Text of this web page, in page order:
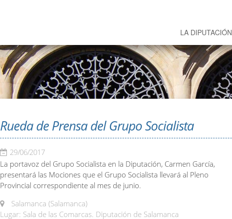
LA DIPUTACIÓN
Rueda de Prensa del Grupo Socialista
29/06/2017
La portavoz del Grupo Socialista en la Diputación, Carmen García,
presentará las Mociones que el Grupo Socialista llevará al Pleno
Provincial correspondiente al mes de junio.
Salamanca (Salamanca)
Lugar: Sala de las Comarcas. Diputación de Salamanca